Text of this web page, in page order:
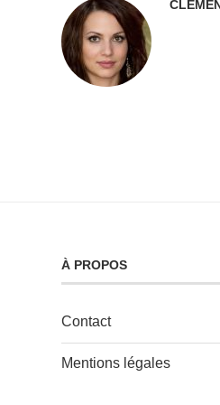
À PROPOS
Contact
Mentions légales